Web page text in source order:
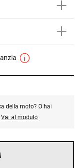
della moto? O hai
Vai al modulo